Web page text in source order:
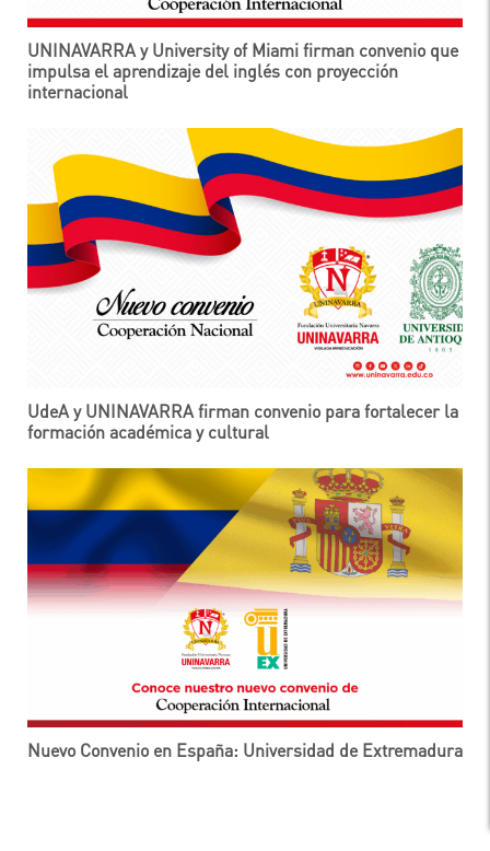
UNINAVARRA y University of Miami firman convenio que
impulsa el aprendizaje del inglés con proyección
internacional
UdeA y UNINAVARRA firman convenio para fortalecer la
formación académica y cultural
Nuevo Convenio en España: Universidad de Extremadura